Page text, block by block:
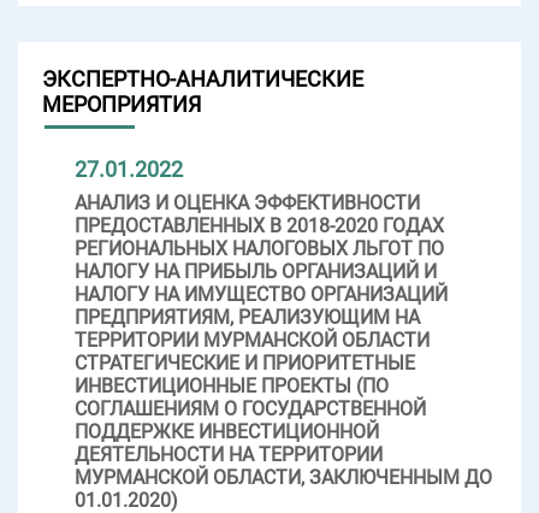
ЭКСПЕРТНО-АНАЛИТИЧЕСКИЕ
МЕРОПРИЯТИЯ
27.01.2022
АНАЛИЗ И ОЦЕНКА ЭФФЕКТИВНОСТИ
ПРЕДОСТАВЛЕННЫХ В 2018-2020 ГОДАХ
РЕГИОНАЛЬНЫХ НАЛОГОВЫХ ЛЬГОТ ПО
НАЛОГУ НА ПРИБЫЛЬ ОРГАНИЗАЦИЙ И
НАЛОГУ НА ИМУЩЕСТВО ОРГАНИЗАЦИЙ
ПРЕДПРИЯТИЯМ, РЕАЛИЗУЮЩИМ НА
ТЕРРИТОРИИ МУРМАНСКОЙ ОБЛАСТИ
СТРАТЕГИЧЕСКИЕ И ПРИОРИТЕТНЫЕ
ИНВЕСТИЦИОННЫЕ ПРОЕКТЫ (ПО
СОГЛАШЕНИЯМ О ГОСУДАРСТВЕННОЙ
ПОДДЕРЖКЕ ИНВЕСТИЦИОННОЙ
ДЕЯТЕЛЬНОСТИ НА ТЕРРИТОРИИ
МУРМАНСКОЙ ОБЛАСТИ, ЗАКЛЮЧЕННЫМ ДО
01.01.2020)